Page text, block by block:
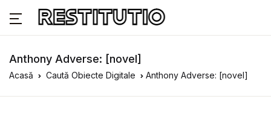
Anthony Adverse: [novel]
Acasă Caută Obiecte Digitale Anthony Adverse: [novel]